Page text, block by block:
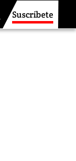
Suscríbete